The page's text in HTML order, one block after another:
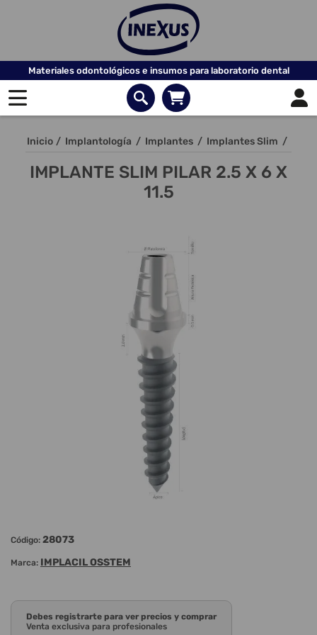
Materiales odontológicos e insumos para laboratorio dental
Inicio / Implantología / Implantes / Implantes Slim /
IMPLANTE SLIM PILAR 2.5 X 6 X
11.5
Código: 28073
Marca: IMPLACIL OSSTEM
Debes registrarte para ver precios y comprar
Venta exclusiva para profesionales